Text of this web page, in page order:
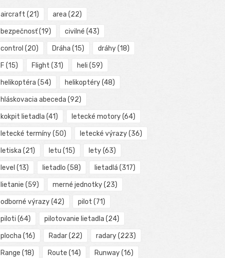
aircraft (21) area (22)
bezpečnosť(19) civilné (43)
control (20) Dráha (15) dráhy(18)
F (15) Flight (31) heli (59)
helikoptéra (54) helikoptéry(48)
hláskovacia abeceda (92)
kokpit lietadla (41) letecké motory(64)
letecké termíny(50) letecké výrazy(36)
letiska (21) letu (15) lety(63)
level (13) lietadlo (58) lietadlá (317)
lietanie (59) merné jednotky(23)
odborné výrazy(42) pilot (71)
piloti (64) pilotovanie lietadla (24)
plocha (16) Radar(22) radary(223)
Range (18) Route (14) Runway(16)